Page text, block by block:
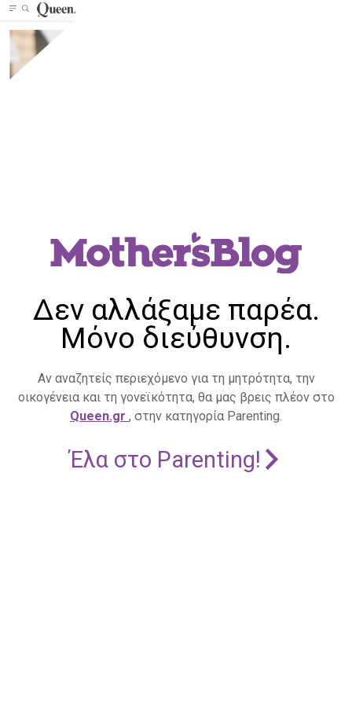
Δεν αλλάξαμε παρέα.
Μόνο διεύθυνση.
Αν αναζητείς περιεχόμενο για τη μητρότητα, την
οικογένεια και τη γονεϊκότητα, θα μας βρεις πλέον στο
Queen.gr , στην κατηγορία Parenting.
Έλα στο Parenting!